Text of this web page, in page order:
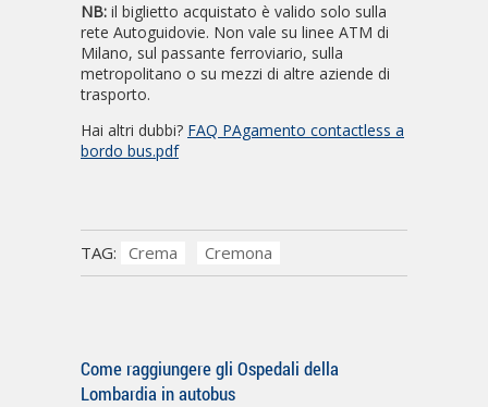
NB: il biglietto acquistato è valido solo sulla
rete Autoguidovie. Non vale su linee ATM di
Milano, sul passante ferroviario, sulla
metropolitano o su mezzi di altre aziende di
trasporto.
Hai altri dubbi? FAQ PAgamento contactless a
bordo bus.pdf
TAG: Crema Cremona
Come raggiungere gli Ospedali della
Lombardia in autobus